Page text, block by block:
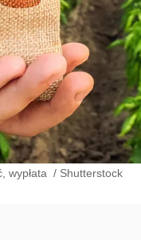
wypłata / Shutterstock